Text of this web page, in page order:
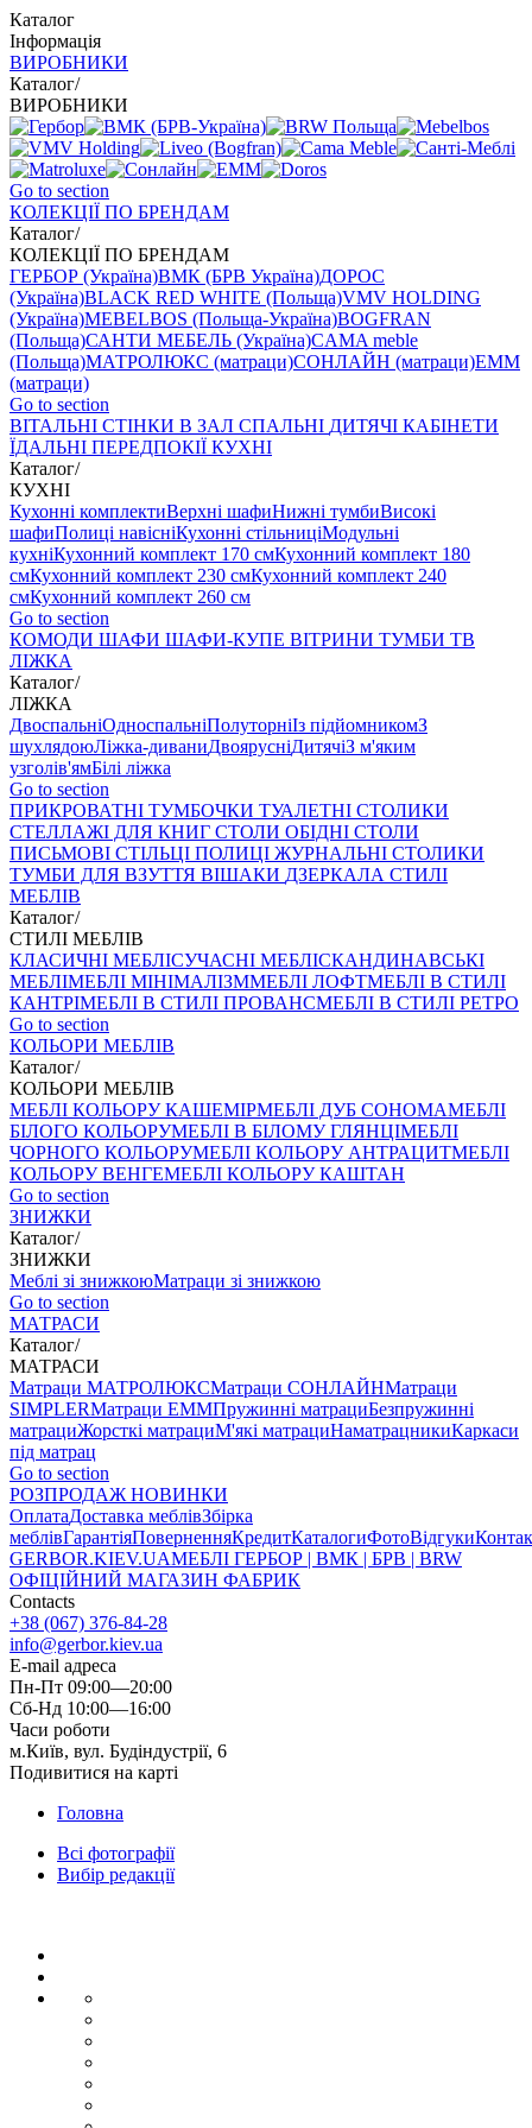
Каталог
Інформація
ВИРОБНИКИ
Каталог/
ВИРОБНИКИ
Go to section
КОЛЕКЦІЇ ПО БРЕНДАМ
Каталог/
КОЛЕКЦІЇ ПО БРЕНДАМ
ГЕРБОР (Україна)ВМК (БРВ Україна)ДОРОС
(Україна)BLACK RED WHITE (Польща)VMV HOLDING
(Україна)MEBELBOS (Польща-Україна)BOGFRAN
(Польща)САНТИ МЕБЕЛЬ (Україна)CAMA meble
(Польща)МАТРОЛЮКС (матраци)СОНЛАЙН (матраци)EMM
(матраци)
Go to section
ВIТАЛЬНI СТІНКИ В ЗАЛ СПАЛЬНІ ДИТЯЧІ КАБІНЕТИ
ЇДАЛЬНI ПЕРЕДПОКІЇ КУХНІ
Каталог/
КУХНІ
Кухонні комплектиВерхні шафиНижні тумбиВисокі
шафиПолиці навісніКухонні стільниціМодульні
кухніКухонний комплект 170 смКухонний комплект 180
смКухонний комплект 230 смКухонний комплект 240
смКухонний комплект 260 см
Go to section
КОМОДИ ШАФИ ШАФИ-КУПЕ ВІТРИНИ ТУМБИ ТВ
ЛІЖКА
Каталог/
ЛІЖКА
ДвоспальніОдноспальніПолуторніІз підйомникомЗ
шухлядоюЛіжка-диваниДвоярусніДитячіЗ м'яким
узголів'ямБілі ліжка
Go to section
ПРИКРОВАТНІ ТУМБОЧКИ ТУАЛЕТНІ СТОЛИКИ
СТЕЛЛАЖІ ДЛЯ КНИГ СТОЛИ ОБІДНІ СТОЛИ
ПИСЬМОВІ СТІЛЬЦI ПОЛИЦІ ЖУРНАЛЬНІ СТОЛИКИ
ТУМБИ ДЛЯ ВЗУТТЯ ВІШАКИ ДЗЕРКАЛА СТИЛІ
МЕБЛІВ
Каталог/
СТИЛІ МЕБЛІВ
КЛАСИЧНІ МЕБЛІСУЧАСНІ МЕБЛІСКАНДИНАВСЬКІ
МЕБЛІМЕБЛІ МІНІМАЛІЗММЕБЛІ ЛОФТМЕБЛІ В СТИЛІ
КАНТРІМЕБЛІ В СТИЛІ ПРОВАНСМЕБЛІ В СТИЛІ РЕТРО
Go to section
КОЛЬОРИ МЕБЛІВ
Каталог/
КОЛЬОРИ МЕБЛІВ
МЕБЛІ КОЛЬОРУ КАШЕМІРМЕБЛІ ДУБ СОНОМАМЕБЛІ
БІЛОГО КОЛЬОРУМЕБЛІ В БІЛОМУ ГЛЯНЦІМЕБЛІ
ЧОРНОГО КОЛЬОРУМЕБЛІ КОЛЬОРУ АНТРАЦИТМЕБЛІ
КОЛЬОРУ ВЕНГЕМЕБЛІ КОЛЬОРУ КАШТАН
Go to section
ЗНИЖКИ
Каталог/
ЗНИЖКИ
Меблі зі знижкоюМатраци зі знижкою
Go to section
МАТРАСИ
Каталог/
МАТРАСИ
Матраци МАТРОЛЮКСМатраци СОНЛАЙНМатраци
SIMPLERМатраци ЕММПружинні матрациБезпружинні
матрациЖорсткі матрациМ'які матрациНаматрацникиКаркаси
під матрац
Go to section
РОЗПРОДАЖ НОВИНКИ
ОплатаДоставка меблівЗбірка
меблівГарантіяПоверненняКредитКаталогиФотоВідгуки
GERBOR.KIEV.UAМЕБЛI ГЕРБОР | ВМК | БРВ | BRW
ОФІЦІЙНИЙ МАГАЗИН ФАБРИК
Contacts
+38 (067) 376-84-28
info@gerbor.kiev.ua
E-mail адреса
Пн-Пт 09:00—20:00
Сб-Нд 10:00—16:00
Часи роботи
м.Київ, вул. Будіндустрії, 6
Подивитися на карті
Головна
Всі фотографії
Вибір редакції